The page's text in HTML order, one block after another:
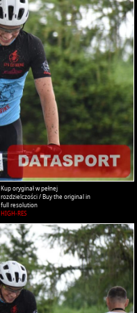
Kup oryginał w pełnej
rozdzielczości / Buy the original in
full resolution
HIGH-RES